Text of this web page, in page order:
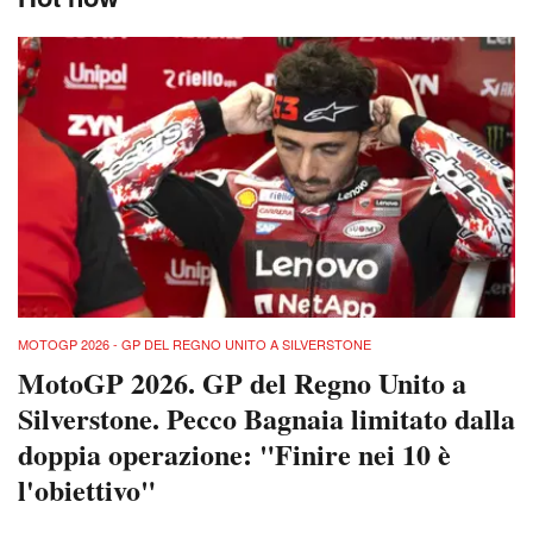
MOTOGP 2026 - GP DEL REGNO UNITO A SILVERSTONE
MotoGP 2026. GP del Regno Unito a
Silverstone. Pecco Bagnaia limitato dalla
doppia operazione: "Finire nei 10 è
l'obiettivo"